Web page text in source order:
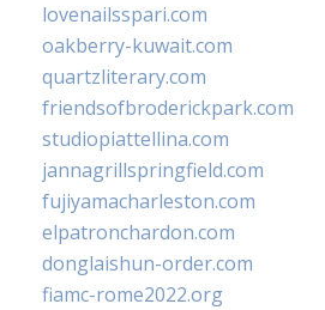
lovenailsspari.com
oakberry-kuwait.com
quartzliterary.com
friendsofbroderickpark.com
studiopiattellina.com
jannagrillspringfield.com
fujiyamacharleston.com
elpatronchardon.com
donglaishun-order.com
fiamc-rome2022.org